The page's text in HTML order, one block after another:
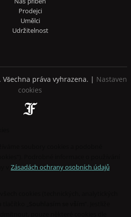
Prodejci
Umělci
Udržitelnost
práva vyhrazena. | Nastavení
cookies
Zásadách ochrany osobních údajů